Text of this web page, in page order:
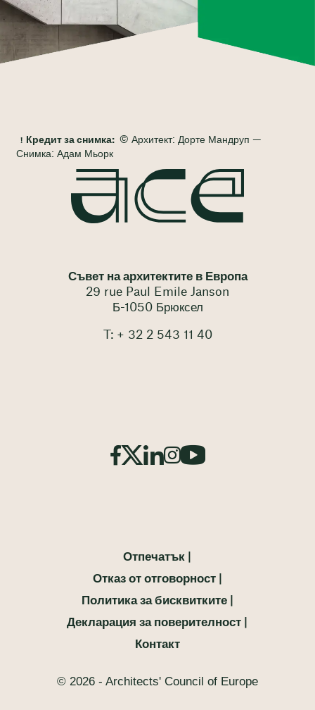
Кредит за снимка: © Архитект: Дорте Мандруп —
Снимка: Адам Мьорк
Съвет на архитектите в Европа
29 rue Paul Emile Janson
Б-1050 Брюксел
T: + 32 2 543 11 40
Отпечатък
Отказ от отговорност
Политика за бисквитките
Декларация за поверителност
Контакт
© 2026 - Architects' Council of Europe